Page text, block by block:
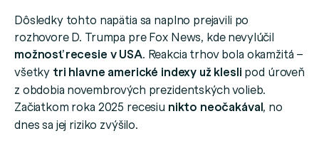
Dôsledky tohto napätia sa naplno prejavili po
rozhovore D. Trumpa pre Fox News, kde nevylúčil
možnosť recesie v USA. Reakcia trhov bola okamžitá –
všetky tri hlavne americké indexy už klesli pod úroveň
z obdobia novembrových prezidentských volieb.
Začiatkom roka 2025 recesiu nikto neočakával, no
dnes sa jej riziko zvýšilo.